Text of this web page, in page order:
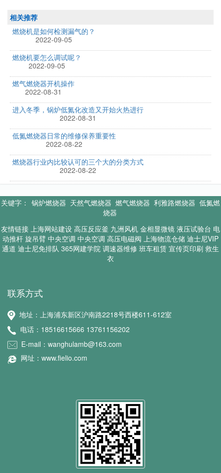
相关推荐
燃烧机是如何检测漏气的？
2022-09-05
燃烧机要怎么调试呢？
2022-09-05
燃气燃烧器开机操作
2022-08-31
进入冬季，锅炉低氮化改造又开始火热进行
2022-08-31
低氮燃烧器日常的维修保养重要性
2022-08-22
燃烧器行业内比较认可的三个大的分类方式
2022-08-22
关键字： 锅炉燃烧器 天然气燃烧器 燃气燃烧器 利雅路燃烧器 低氮燃
烧器
友情链接 上海网站建设 高压反应釜 九洲风机 金相显微镜 液压试验台 电
动推杆 旋吊臂 中央空调 中央空调 高压电磁阀 上海物流仓储 迪士尼VIP
通道 迪士尼免排队 365网建学院 调速器维修 班车租赁 宣传页印刷 救生
衣
联系方式
地址：上海浦东新区沪南路2218号西楼611-612室
电话：18516615666 13761156202
E-mail：wanghulamb@163.com
网址：www.fielio.com